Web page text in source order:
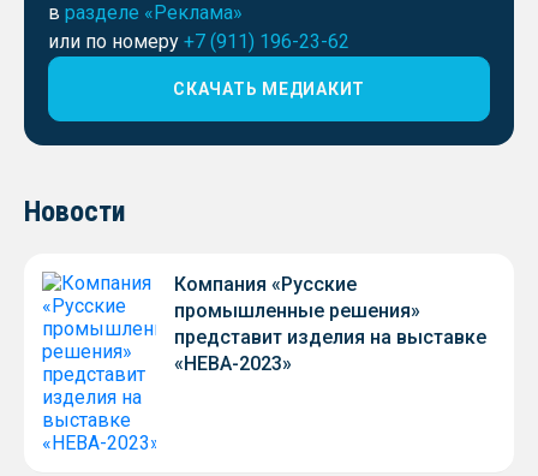
в разделе «Реклама»
или по номеру +7 (911) 196-23-62
СКАЧАТЬ МЕДИАКИТ
Новости
Компания «Русские
промышленные решения»
представит изделия на выставке
«НЕВА-2023»